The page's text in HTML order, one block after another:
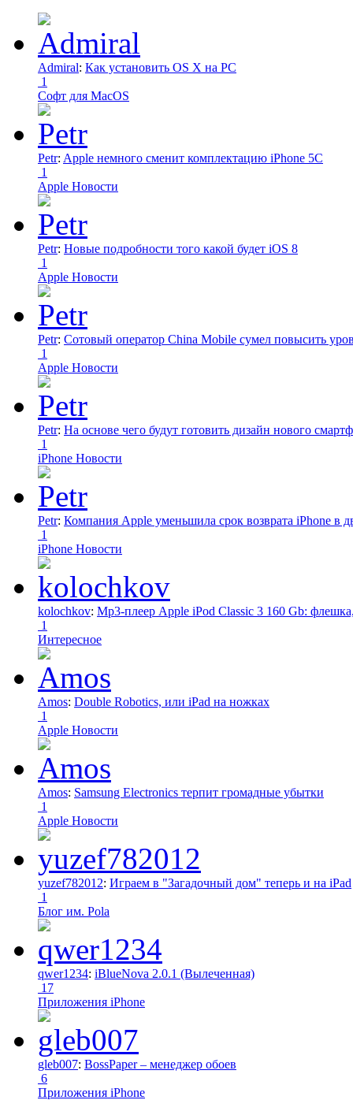
Admiral: Как установить OS X на PC
1
Софт для MacOS
Petr: Apple немного сменит комплектацию iPhone 5C
1
Apple Новости
Petr: Новые подробности того какой будет iOS 8
1
Apple Новости
Petr: Сотовый оператор China Mobile сумел повысить
1
Apple Новости
Petr: На основе чего будут готовить дизайн нового
1
iPhone Новости
Petr: Компания Apple уменьшила срок возврата iPhone в
1
iPhone Новости
kolochkov: Mp3-плеер Apple iPod Classic 3 160 Gb:
1
Интересное
Amos: Double Robotics, или iPad на ножках
1
Apple Новости
Amos: Samsung Electronics терпит громадные убытки
1
Apple Новости
yuzef782012: Играем в "Загадочный дом" теперь и на iPad
1
Блог им. Pola
qwer1234: iBlueNova 2.0.1 (Вылеченная)
17
Приложения iPhone
gleb007: BossPaper – менеджер обоев
6
Приложения iPhone